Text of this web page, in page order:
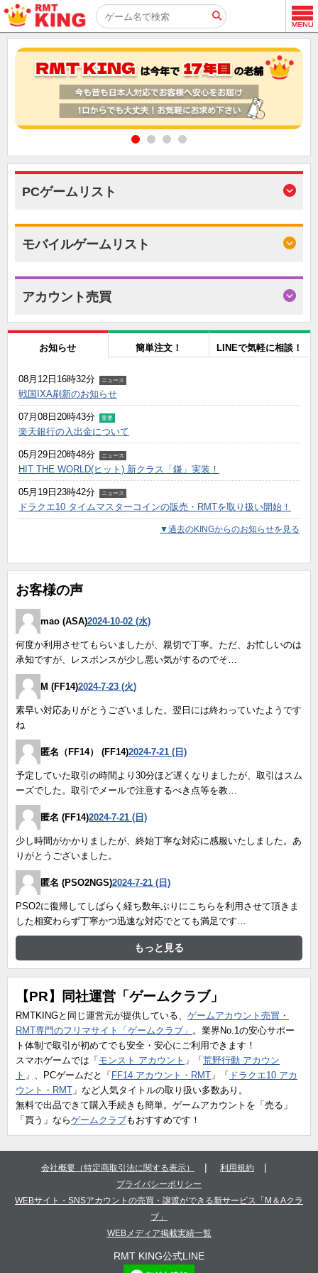
PCゲームリスト
モバイルゲームリスト
アカウント売買
お知らせ 簡単注文！ LINEで気軽に相談！
08月12日16時32分 ニュース
戦国IXA刷新のお知らせ
07月08日20時43分 重要
楽天銀行の入出金について
05月29日20時48分 ニュース
HIT THE WORLD(ヒット) 新クラス「鎌」実装！
05月19日23時42分 ニュース
ドラクエ10 タイムマスターコインの販売・RMTを取り扱い開始！
▼過去のKINGからのお知らせを見る
お客様の声
mao (ASA)2024-10-02 (水)
何度か利用させてもらいましたが、親切で丁寧。ただ、お忙しいのは
承知ですが、レスポンスが少し悪い気がするのでそ…
M (FF14)2024-7-23 (火)
素早い対応ありがとうございました。翌日には終わっていたようです
ね
匿名（FF14） (FF14)2024-7-21 (日)
予定していた取引の時間より30分ほど遅くなりましたが、取引はスム
ーズでした。取引でメールで注意するべき点等を教…
匿名 (FF14)2024-7-21 (日)
少し時間がかかりましたが、終始丁寧な対応に感服いたしました。あ
りがとうございました。
匿名 (PSO2NGS)2024-7-21 (日)
PSO2に復帰してしばらく経ち数年ぶりにこちらを利用させて頂きま
した相変わらず丁寧かつ迅速な対応でとても満足です…
もっと見る
【PR】同社運営「ゲームクラブ」
RMTKINGと同じ運営元が提供している、 ゲームアカウント売買・
RMT専門のフリマサイト「ゲームクラブ」 。業界No.1の安心サポー
ト体制で取引が初めてでも安全・安心にご利用できます！
スマホゲームでは「モンスト アカウント 」「荒野行動 アカウン
ト 」、PCゲームだと「FF14 アカウント・RMT 」「 ドラクエ10 アカ
ウント・RMT 」など人気タイトルの取り扱い多数あり。
無料で出品できて購入手続きも簡単。ゲームアカウントを「売る」
「買う」ならゲームクラブもおすすめです！
会社概要（特定商取引法に関する表示） | 利用規約 |
プライバシーポリシー
WEBサイト・SNSアカウントの売買・譲渡ができる新サービス「M＆Aクラ
ブ」
WEBメディア掲載実績一覧
RMT KING公式LINE